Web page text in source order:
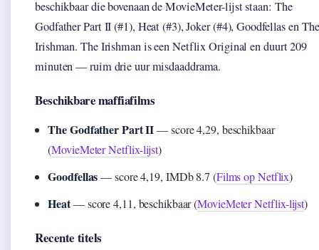
beschikbaar die bovenaan de MovieMeter-lijst staan: The
Godfather Part II (#1), Heat (#3), Joker (#4), Goodfellas en The
Irishman. The Irishman is een Netflix Original en duurt 209
minuten — ruim drie uur misdaaddrama.
Beschikbare maffiafilms
The Godfather Part II— score 4,29, beschikbaar
(MovieMeter Netflix-lijst)
Goodfellas— score 4,19, IMDb 8.7 (Films op Netflix)
Heat— score 4,11, beschikbaar (MovieMeter Netflix-lijst)
Recente titels